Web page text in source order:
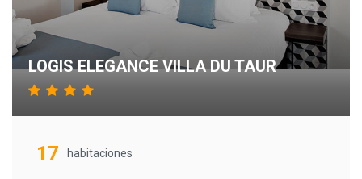
LOGIS ELEGANCE VILLA DU TAUR
17 habitaciones